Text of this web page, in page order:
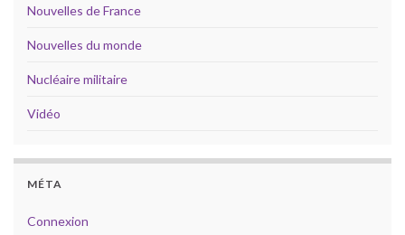
Nouvelles de France
Nouvelles du monde
Nucléaire militaire
Vidéo
MÉTA
Connexion